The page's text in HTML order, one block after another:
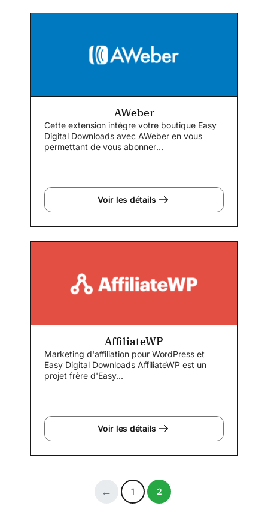
AWeber
Cette extension intègre votre boutique Easy
Digital Downloads avec AWeber en vous
permettant de vous abonner
Voir les détails
AffiliateWP
Marketing d'affiliation pour WordPress et
Easy Digital Downloads AffiliateWP est un
projet frère d'Easy...
Voir les détails
1 2